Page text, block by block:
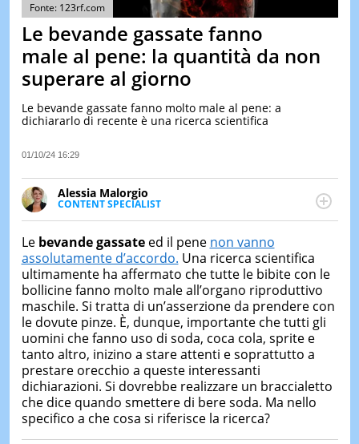
TEST
DI
IERI
Fonte: 123rf.com
Le bevande gassate fanno
male al pene: la quantità da non
superare al giorno
Le bevande gassate fanno molto male al pene: a
dichiararlo di recente è una ricerca scientifica
01/10/24 16:29
Alessia Malorgio
CONTENT SPECIALIST
Ha conseguito un Master in Marketing Management
occupa della creazione di contenuti in ottica SEO e
dello sviluppo di strategie marketing attraverso
canali digitali.
Le bevande gassateed il pene non vanno
assolutamente d’accordo. Una ricerca scientifica
ultimamente ha affermato che tutte le bibite con le
bollicine fanno molto male all’organo riproduttivo
maschile. Si tratta di un’asserzione da prendere con
le dovute pinze. È, dunque, importante che tutti gli
uomini che fanno uso di soda, coca cola, sprite e
tanto altro, inizino a stare attenti e soprattutto a
prestare orecchio a queste interessanti
dichiarazioni. Si dovrebbe realizzare un braccialetto
che dice quando smettere di bere soda. Ma nello
specifico a che cosa si riferisce la ricerca?